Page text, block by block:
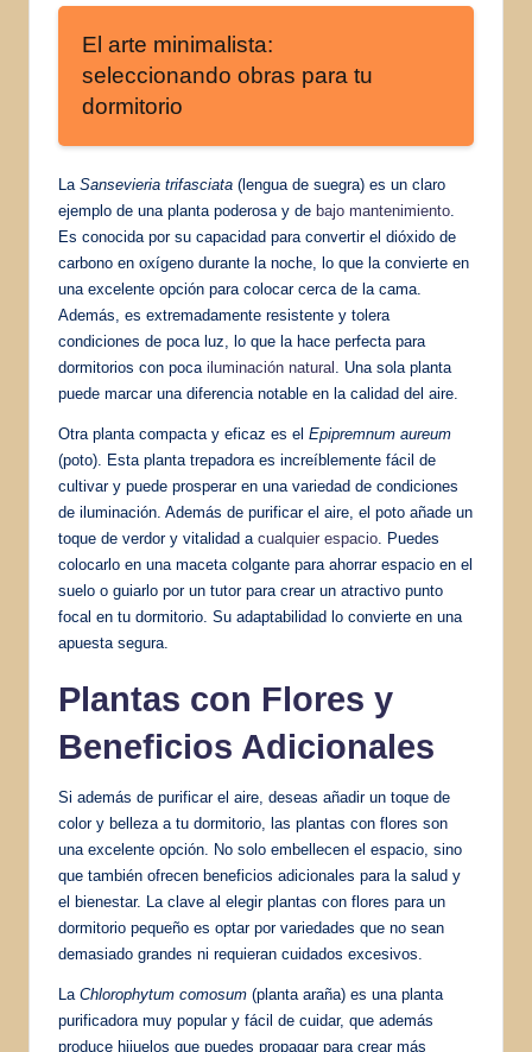
El arte minimalista:
seleccionando obras para tu
dormitorio
La Sansevieria trifasciata (lengua de suegra) es un claro
ejemplo de una planta poderosa y de bajo mantenimiento
Es conocida por su capacidad para convertir el dióxido de
carbono en oxígeno durante la noche, lo que la convierte en
una excelente opción para colocar cerca de la cama.
Además, es extremadamente resistente y tolera
condiciones de poca luz, lo que la hace perfecta para
dormitorios con poca iluminación natural . Una sola planta
puede marcar una diferencia notable en la calidad del aire.
Otra planta compacta y eficaz es el Epipremnum aureum
(poto). Esta planta trepadora es increíblemente fácil de
cultivar y puede prosperar en una variedad de condiciones
de iluminación. Además de purificar el aire, el poto añade un
toque de verdor y vitalidad a cualquier espacio . Puedes
colocarlo en una maceta colgante para ahorrar espacio en el
suelo o guiarlo por un tutor para crear un atractivo punto
focal en tu dormitorio. Su adaptabilidad lo convierte en una
apuesta segura.
Plantas con Flores y
Beneficios Adicionales
Si además de purificar el aire, deseas añadir un toque de
color y belleza a tu dormitorio, las plantas con flores son
una excelente opción. No solo embellecen el espacio, sino
que también ofrecen beneficios adicionales para la salud y
el bienestar. La clave al elegir plantas con flores para un
dormitorio pequeño es optar por variedades que no sean
demasiado grandes ni requieran cuidados excesivos.
La Chlorophytum comosum (planta araña) es una planta
purificadora muy popular y fácil de cuidar, que además
produce hijuelos que puedes propagar para crear más